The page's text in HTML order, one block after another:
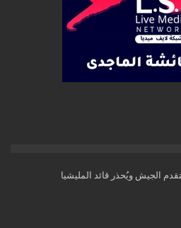
الجيش ويُحذر قائد المليشيا